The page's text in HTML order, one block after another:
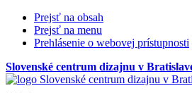
Prejsť na obsah
Prejsť na menu
Prehlásenie o webovej prístupnosti
Slovenské centrum dizajnu v